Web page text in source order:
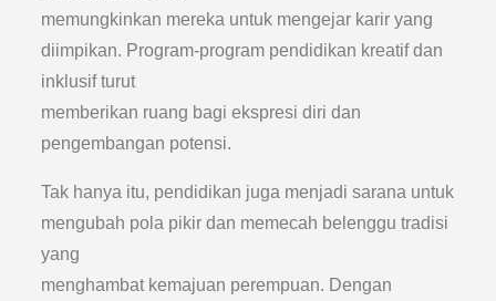
memungkinkan mereka untuk mengejar karir yang
diimpikan. Program-program pendidikan kreatif dan
inklusif turut
memberikan ruang bagi ekspresi diri dan
pengembangan potensi.
Tak hanya itu, pendidikan juga menjadi sarana untuk
mengubah pola pikir dan memecah belenggu tradisi
yang
menghambat kemajuan perempuan. Dengan